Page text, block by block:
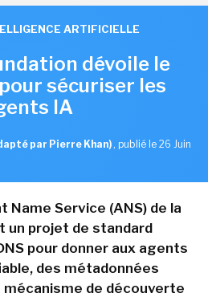
ARTIFICIELLE
dévoile le
sécuriser les
IA
par Pierre Khan) , publié le 26 Juin
Service (ANS) de la
un projet de standard
pour donner aux agents
des métadonnées
de découverte